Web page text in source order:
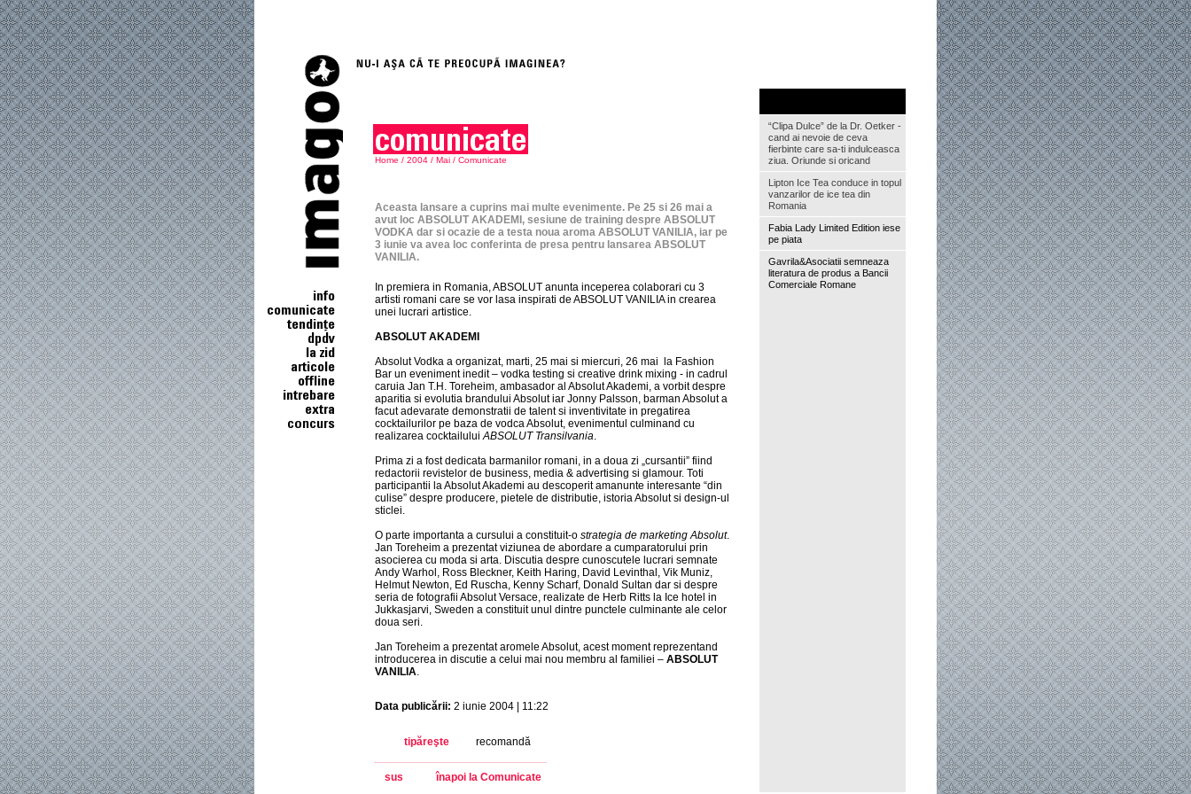
Home / 2004 / Mai / Comunicate
Aceasta lansare a cuprins mai multe evenimente. Pe 25 si 26 mai a
avut loc ABSOLUT AKADEMI, sesiune de training despre ABSOLUT
VODKA dar si ocazie de a testa noua aroma ABSOLUT VANILIA, iar pe
3 iunie va avea loc conferinta de presa pentru lansarea ABSOLUT
VANILIA.
In premiera in Romania, ABSOLUT anunta inceperea colaborari cu 3
artisti romani care se vor lasa inspirati de ABSOLUT VANILIA in crearea
unei lucrari artistice.
ABSOLUT AKADEMI
Absolut Vodka a organizat, marti, 25 mai si miercuri, 26 mai la Fashion
Bar un eveniment inedit – vodka testing si creative drink mixing - in cadrul
caruia Jan T.H. Toreheim, ambasador al Absolut Akademi, a vorbit despre
aparitia si evolutia brandului Absolut iar Jonny Palsson, barman Absolut a
facut adevarate demonstratii de talent si inventivitate in pregatirea
cocktailurilor pe baza de vodca Absolut, evenimentul culminand cu
realizarea cocktailuluiABSOLUT Transilvania.
Prima zi a fost dedicata barmanilor romani, in a doua zi „cursantii” fiind
redactorii revistelor de business, media & advertising si glamour. Toti
participantii la Absolut Akademi au descoperit amanunte interesante “din
culise” despre producere, pietele de distributie, istoria Absolut si design-ul
sticlei.
O parte importanta a cursului a constituit-o strategia de marketing Absolut.
Jan Toreheim a prezentat viziunea de abordare a cumparatorului prin
asocierea cu moda si arta. Discutia despre cunoscutele lucrari semnate
Andy Warhol, Ross Bleckner, Keith Haring, David Levinthal, Vik Muniz,
Helmut Newton, Ed Ruscha, Kenny Scharf, Donald Sultan dar si despre
seria de fotografii Absolut Versace, realizate de Herb Ritts la Ice hotel in
Jukkasjarvi, Sweden a constituit unul dintre punctele culminante ale celor
doua seri.
Jan Toreheim a prezentat aromele Absolut, acest moment reprezentand
introducerea in discutie a celui mai nou membru al familiei – ABSOLUT
VANILIA.
Data publicării: 2 iunie 2004 | 11:22
tipăreşte recomandă
“Clipa Dulce” de la Dr. Oetker -
cand ai nevoie de ceva
fierbinte care sa-ti indulceasca
ziua. Oriunde si oricand
Lipton Ice Tea conduce in topul
vanzarilor de ice tea din
Romania
Fabia Lady Limited Edition iese
pe piata
Gavrila&Asociatii semneaza
literatura de produs a Bancii
Comerciale Romane
sus înapoi la Comunicate